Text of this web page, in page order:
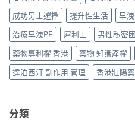
中
方
案〉
中
泊
西
汀
一
次
搞
掂
ED
成功男士選擇
提升性生活 早
治療早洩PE
犀利士 男性私密
藥物專利權 香港
藥物 知識產權
達泊西汀 副作用 管理
香港壯陽
分類